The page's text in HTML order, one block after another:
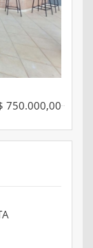
750.000,00